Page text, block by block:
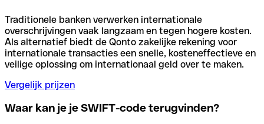
Traditionele banken verwerken internationale
overschrijvingen vaak langzaam en tegen hogere kosten.
Als alternatief biedt de Qonto zakelijke rekening voor
internationale transacties een snelle, kosteneffectieve en
veilige oplossing om internationaal geld over te maken.
Vergelijk prijzen
Waar kan je je SWIFT-code terugvinden?